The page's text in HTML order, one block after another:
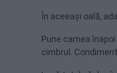
În aceeași oală,
Pune carnea
cimbrul.